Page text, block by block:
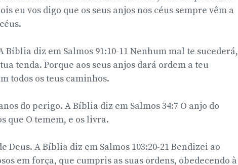
eu vos digo que os seus anjos nos céus sempre vêm a
diz em Salmos 91:10-11 Nenhum mal te sucederá,
tenda. Porque aos seus anjos dará ordem a teu
todos os teus caminhos.
do perigo. A Bíblia diz em Salmos 34:7 O anjo do
que O temem, e os livra.
Deus. A Bíblia diz em Salmos 103:20-21 Bendizei ao
em força, que cumpris as suas ordens, obedecendo à